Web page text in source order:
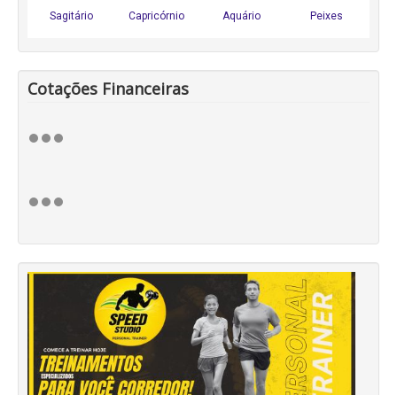
Cotações Financeiras